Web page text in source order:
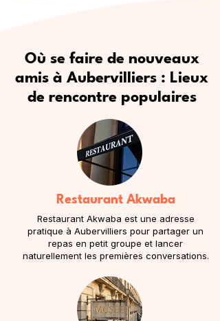
Où se faire de nouveaux
amis à Aubervilliers : Lieux
de rencontre populaires
Restaurant Akwaba
Restaurant Akwaba est une adresse
pratique à Aubervilliers pour partager un
repas en petit groupe et lancer
naturellement les premières conversations.